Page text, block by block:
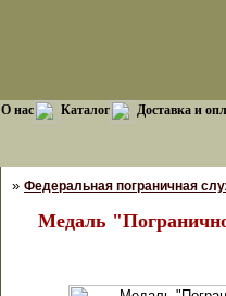
О нас Каталог Доставка и
» Федеральная пограничная
Медаль